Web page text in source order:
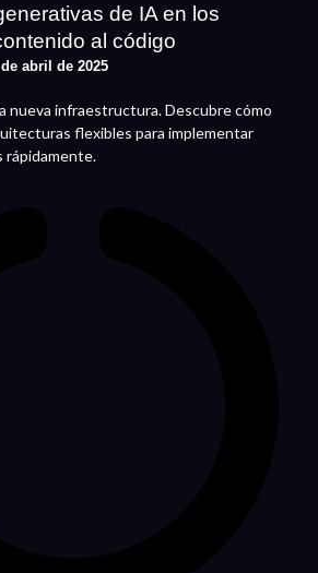
de IA en los
al código
abril de 2025
nueva infraestructura. Descubre cómo
flexibles para implementar
rápidamente.